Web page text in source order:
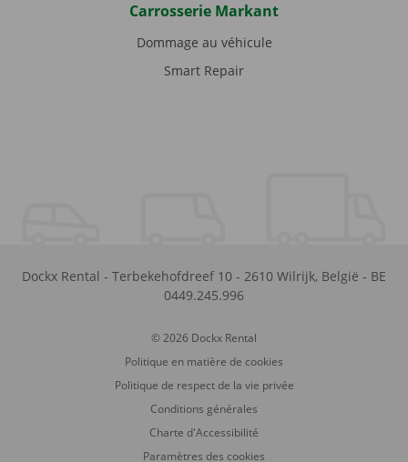
Carrosserie Markant
Dommage au véhicule
Smart Repair
Dockx Rental - Terbekehofdreef 10 - 2610 Wilrijk, België - BE
0449.245.996
© 2026 Dockx Rental
Politique en matière de cookies
Politique de respect de la vie privée
Conditions générales
Charte d'Accessibilité
Paramètres des cookies